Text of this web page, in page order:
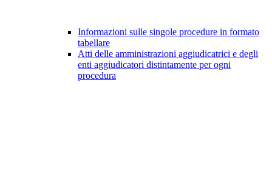
Informazioni sulle singole procedure in formato
tabellare
Atti delle amministrazioni aggiudicatrici e degli
enti aggiudicatori distintamente per ogni
procedura